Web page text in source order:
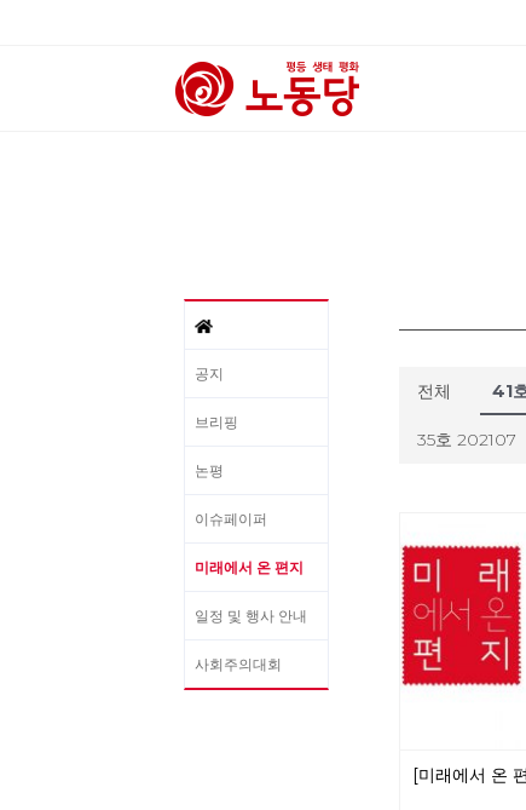
공지
브리핑
논평
이슈페이퍼
미래에서 온 편지
일정 및 행사 안내
사회주의대회
전체 41
35호 202107
[미래에서 온